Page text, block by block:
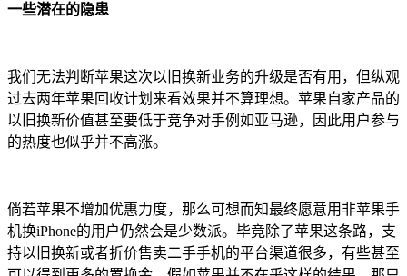
一些潜在的隐患
我们无法判断苹果这次以旧换新业务的升级是否有用，但纵观
过去两年苹果回收计划来看效果并不算理想。苹果自家产品的
以旧换新价值甚至要低于竞争对手例如亚马逊，因此用户参与
的热度也似乎并不高涨。
倘若苹果不增加优惠力度，那么可想而知最终愿意用非苹果手
机换iPhone的用户仍然会是少数派。毕竟除了苹果这条路，支
持以旧换新或者折价售卖二手手机的平台渠道很多，有些甚至